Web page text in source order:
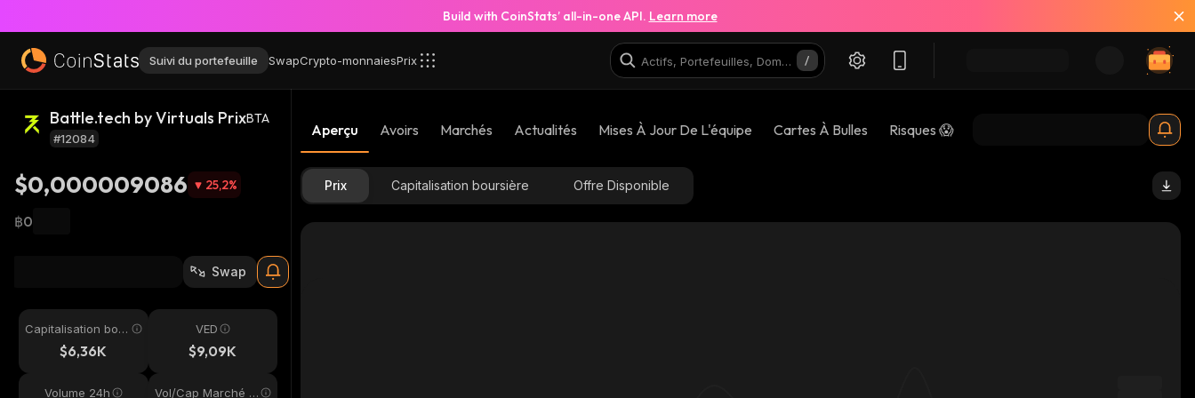
Build with CoinStats’ all-in-one API. Learn more
Suivi du portefeuille SwapCrypto-monnaiesPrix
Battle.tech by Virtuals PrixBTA
#12084
$0,000009086 25,2%
฿0
Swap
Capitalisation bou
$6,36K
VED
$9,09K
Volume 24h Vol/Cap Marché 2
Aperçu Avoirs Marchés Actualités Mises À Jour De L'équipe Cartes À Bulles Risques 😱
Prix Capitalisation boursière Offre Disponible